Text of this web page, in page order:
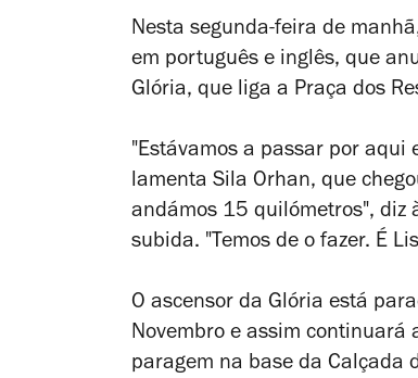
Nesta segunda-feira de
em português e inglês, que
Glória, que liga a Praça dos
"Estávamos a passar por aqui
lamenta Sila Orhan, que
andámos 15 quilómetros", diz
subida. "Temos de o fazer. É
O ascensor da Glória está
Novembro e assim continuará
paragem na base da Calçada